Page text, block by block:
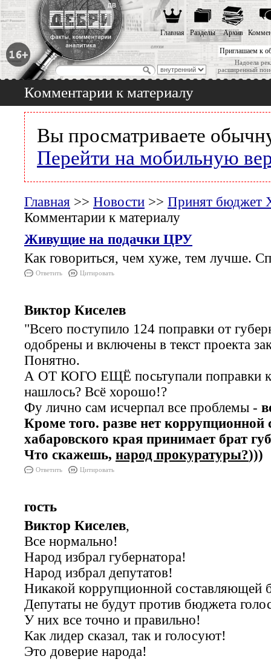
Приглашаем к
Надоела
расширенный
Главная Разделы Архив
Комментарии к материалу
Вы просматриваете
Перейти на мобильную
Главная >> Новости >> Принят бюджет
Комментарии к материалу
Живущие на подачки ЦРУ
Как говориться, чем хуже, тем лучше.
Ответить Цитировать
Виктор Киселев
"Всего поступило 124 поправки от
одобрены и включены в текст проекта
Понятно.
А ОТ КОГО ЕЩЁ посьтупали поправки
нашлось? Всё хорошо!?
Фу лично сам исчерпал все проблемы -
Кроме того. разве нет
хабаровского края принимает брат
Что скажешь, народ прокуратуры?)))
Ответить Цитировать
гость
Виктор Киселев,
Все нормально!
Народ избрал губернатора!
Народ избрал депутатов!
Никакой коррупционной составляющей
Депутаты не будут против бюджета
У них все точно и правильно!
Как лидер сказал, так и голосуют!
Это доверие народа!